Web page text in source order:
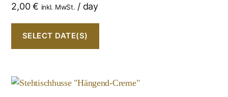
2,00€ inkl. MwSt. / day
SELECT DATE(S)